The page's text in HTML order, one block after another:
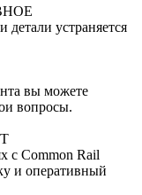
устраняется
вы можете
вопросы.
с Common Rail
и оперативный